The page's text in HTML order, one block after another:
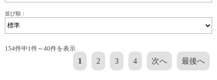
並び順：
154件中1件～40件を表示
1 2 3 4 次へ 最後へ